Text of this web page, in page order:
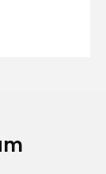
saņemt